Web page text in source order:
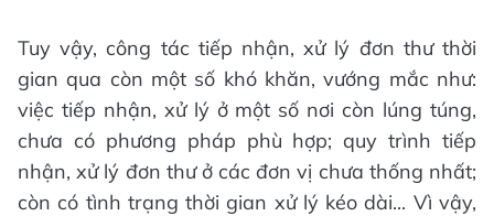
Tuy vậy, công tác tiếp nhận, xử lý đơn thư thời
gian qua còn một số khó khăn, vướng mắc như:
việc tiếp nhận, xử lý ở một số nơi còn lúng túng,
chưa có phương pháp phù hợp; quy trình tiếp
nhận, xử lý đơn thư ở các đơn vị chưa thống nhất;
còn có tình trạng thời gian xử lý kéo dài... Vì vậy,